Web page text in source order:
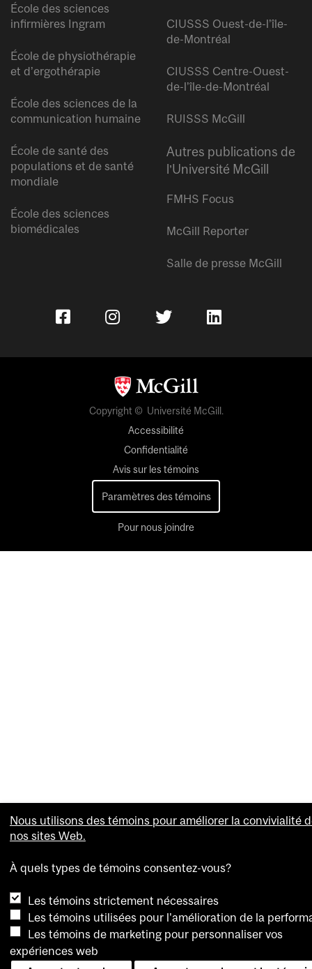
École des sciences
infirmières Ingram
École de physiothérapie
et d’ergothérapie
École des sciences de la
communication humaine
École de santé des
populations et de santé
mondiale
École des sciences
biomédicales
CIUSSS Ouest-de-l’île-
de-Montréal
CIUSSS Centre-Ouest-
de-l’île-de-Montréal
RUISSS McGill
Autres publications de
l’Université McGill
FMHS Focus
McGill Reporter
Salle de presse McGill
Copyright © Université McGill.
Accessibilité
Confidentialité
Avis sur les témoins
Paramètres des témoins
Pour nous joindre
Nous utilisons des témoins pour améliorer la convivialité
nos sites Web.
À quels types de témoins consentez-vous?
Les témoins strictement nécessaires
Les témoins utilisées pour l'amélioration de la
Les témoins de marketing pour personnaliser vos
expériences web